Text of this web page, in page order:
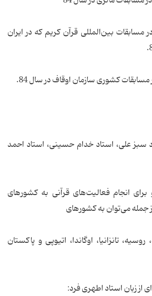
مسابقات بین‌المللی قرآن کریم که در ایران
سبز علی، استاد خدام حسینی، استاد احمد
برای انجام فعالیت‌های قرآنی به كشورهای
جمله می‌توان به كشورهای
روسیه، تانزانیا، اوگاندا، اتیوپی و پاكستان
از زبان استاد اطهری فرد: